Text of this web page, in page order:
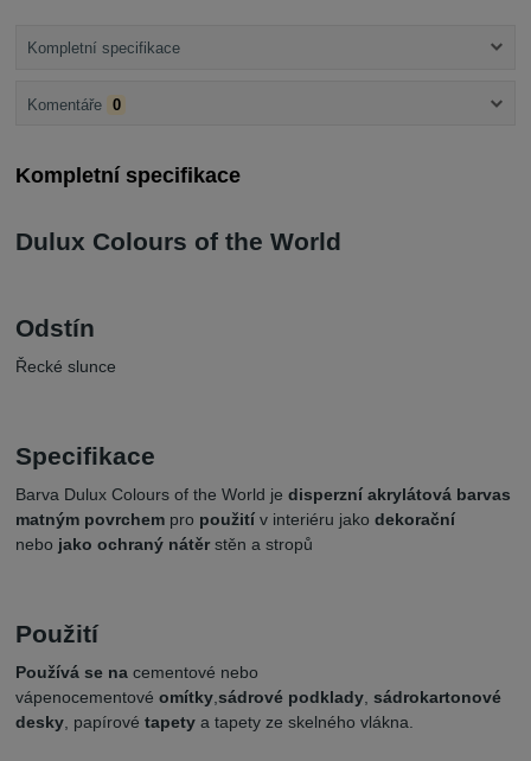
Kompletní specifikace
Komentáře 0
Kompletní specifikace
Dulux Colours of the World
Odstín
Řecké slunce
Specifikace
Barva Dulux Colours of the World jedisperzní akrylátová barvas
matným povrchem pro použitív interiéru jakodekorační
nebo jako ochraný nátěrstěn a stropů
Použití
Používá se na cementové nebo
vápenocementovéomítky ,sádrové podklady ,sádrokartonové
desky , papírovétapety a tapety ze skelného vlákna.